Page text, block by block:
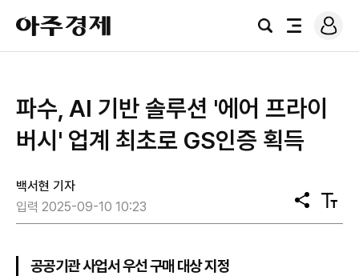
아
주
경
검
전
로
그
파수, AI 기반 솔루션 '에어 프라이
버시' 업계 최초로 GS인증 획득
백서현 기자
입력 2025-09-10 10:23
공
유
텍
스
공공기관 사업서 우선 구매 대상 지정